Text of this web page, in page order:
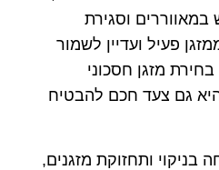
וסגירת
פעיל ועדיין לשמור
מזגן חסכוני
היא גם צעד חכם להבטיח
בניקוי ותחזוקת מזגנים,